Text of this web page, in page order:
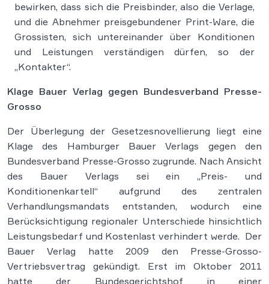
bewirken, dass sich die Preisbinder, also die Verlage,
und die Abnehmer preisgebundener Print-Ware, die
Grossisten, sich untereinander über Konditionen
und Leistungen verständigen dürfen, so der
„Kontakter“.
Klage Bauer Verlag gegen Bundesverband Presse-
Grosso
Der Überlegung der Gesetzesnovellierung liegt eine
Klage des Hamburger Bauer Verlags gegen den
Bundesverband Presse-Grosso zugrunde. Nach Ansicht
des Bauer Verlags sei ein „Preis- und
Konditionenkartell“ aufgrund des zentralen
Verhandlungsmandats entstanden, wodurch eine
Berücksichtigung regionaler Unterschiede hinsichtlich
Leistungsbedarf und Kostenlast verhindert werde. Der
Bauer Verlag hatte 2009 den Presse-Grosso-
Vertriebsvertrag gekündigt. Erst im Oktober 2011
hatte der Bundesgerichtshof in einer